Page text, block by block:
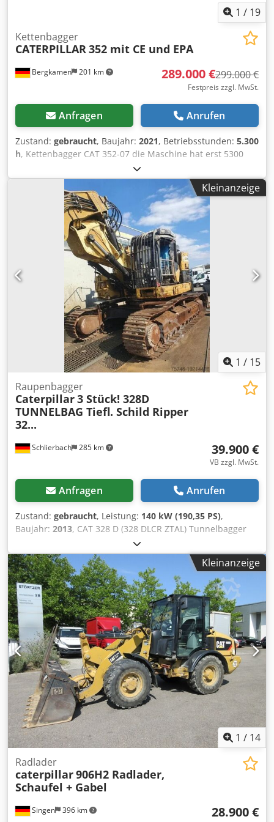
1 / 19
Bergkamen 201 km
Kettenbagger
CATERPILLAR 352 mit CE und EPA
289.000 €299.000 €
Festpreis zzgl. MwSt.
Anfragen Anrufen
Zustand: gebraucht, Baujahr: 2021, Betriebsstunden: 5.300
h, Kettenbagger CAT 352-07 die Maschine hat erst 5300
Betriebsstunden und ist in guten Zustand Dodpfxsyy Hvxs
Akpekr Einsatzgewicht ca. 52.800 kg
Kleinanzeige
1 / 15
Schlierbach 285 km
Raupenbagger
Caterpillar3 Stück! 328D
TUNNELBAG Tiefl. Schild Ripper
32...
39.900 €
VB zzgl. MwSt.
Anfragen Anrufen
Zustand: gebraucht, Leistung: 140 kW (190,35 PS),
Baujahr: 2013, CAT 328 D (328 DLCR ZTAL) Tunnelbagger
Sehr viele Teile zusätzlich gegen Aufpreis erhältlich, z. B.
ein kompletter Oberbau etc.!! • Leistung: 140 kW (190 PS) •
Knick-/ Verstellausleger für Tunnelarbeiten •
Schnellwechseleinrichtung • Schildabstützung • Klima •
Kurzheckversion • 11.600 Bh. • 600 mm Kettenbreite •
inclusive 1 x Tieflöffel 1.3 m³ und 1 x Ripper •
Baggergrabungstiefe: ca. 7m • Leergewicht: 43.500 kg -
deutsche Maschine! - funktionsfähig! Dksdpfewmpcuox
Akper - Alle Kundendienste durch Fa. Zeppelin / Caterpillar
Irrtümer und Zwischenverkauf vorbehaltlich! = Weitere
Informationen = Baujahr: 2013 Schäden: keines
Kleinanzeige
1 / 14
Singen 396 km
Radlader
caterpillar906H2 Radlader,
Schaufel + Gabel
28.900 €